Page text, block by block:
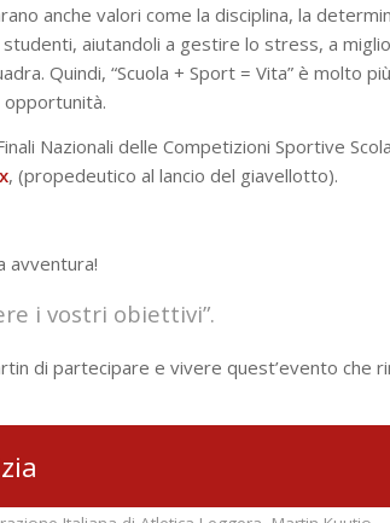
anche valori come la disciplina, la
aiutandoli a gestire lo stress, a
Quindi, “Scuola + Sport = Vita” è molto
opportunità.
Nazionali delle Competizioni Sportive
, (propedeutico al lancio del giavellotto).
avventura!
i vostri obiettivi”.
di partecipare e vivere quest’evento che